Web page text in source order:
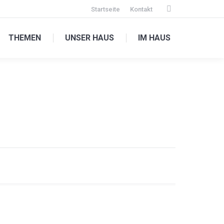
Startseite Kontakt
Facebook
opens
THEMEN UNSER HAUS IM HAUS